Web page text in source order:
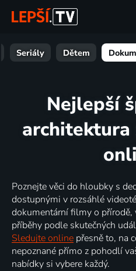
Seriály Dětem
Nejlepší
architektura
Poznejte věci do hloubky s
dostupnými v rozsáhlé
dokumentární filmy o
příběhy podle skutečných
Sledujte online přesně to, na
nepoznané přímo z pohodlí
nabídky si vybere každý.